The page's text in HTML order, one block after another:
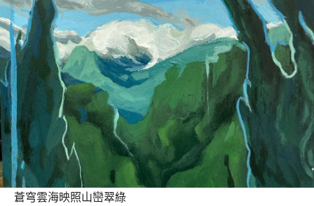
蒼穹雲海映照山巒翠綠